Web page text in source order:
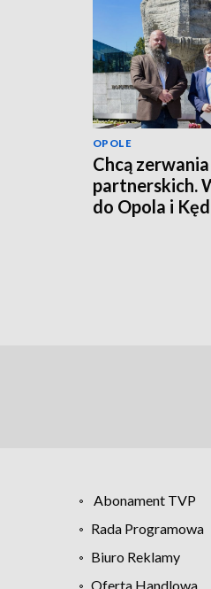
OPOLE
Chcą
partnerskich.
do Opola i
Abonament TVP
Rada Programowa
Biuro Reklamy
Oferta Handlowa